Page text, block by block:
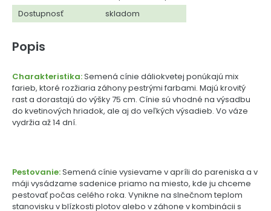
Dostupnosť
skladom
Popis
Charakteristika:Semená cínie dáliokvetej ponúkajú mix
farieb, ktoré rozžiaria záhony pestrými farbami. Majú krovitý
rast a dorastajú do výšky 75 cm. Cínie sú vhodné na výsadbu
do kvetinových hriadok, ale aj do veľkých výsadieb. Vo váze
vydržia až 14 dní.
Pestovanie:Semená cínie vysievame v apríli do pareniska a v
máji vysádzame sadenice priamo na miesto, kde ju chceme
pestovať počas celého roka. Vynikne na slnečnom teplom
stanovisku v blízkosti plotov alebo v záhone v kombinácii s